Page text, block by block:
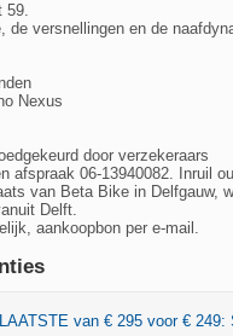
59.
de versnellingen en de
Nexus
door verzekeraars
afspraak 06-13940082. Inruil
van Beta Bike in Delfgauw,
Delft.
aankoopbon per e-mail.
van € 295 voor € 249: